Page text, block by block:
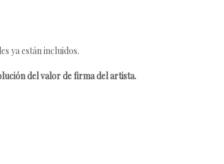
ya están incluidos.
del valor de firma del artista.